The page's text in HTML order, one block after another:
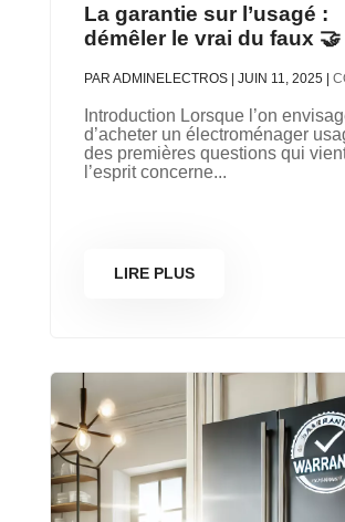
La garantie sur l’usagé :
démêler le vrai du faux 🤝
PAR ADMINELECTROS| JUIN 11, 2025|
Introduction Lorsque l’on
d’acheter un électroménager
des premières questions qui
l’esprit concerne...
LIRE PLUS